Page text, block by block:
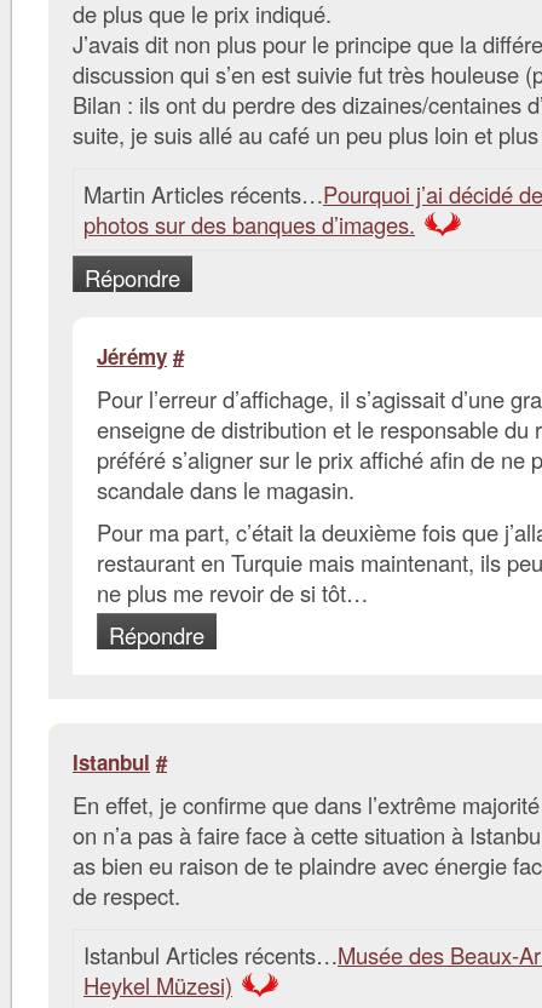
de plus que le prix indiqué.
J’avais dit non plus pour le principe que la
discussion qui s’en est suivie fut très houleuse
Bilan : ils ont du perdre des dizaines/centaines
suite, je suis allé au café un peu plus loin et
Martin Articles récents…Pourquoi j’ai décidé
photos sur des banques d’images.
Répondre
Jérémy #
Pour l’erreur d’affichage, il s’agissait d’une
enseigne de distribution et le responsable du
préféré s’aligner sur le prix affiché afin de ne
scandale dans le magasin.
Pour ma part, c’était la deuxième fois que
restaurant en Turquie mais maintenant, ils
ne plus me revoir de si tôt…
Répondre
Istanbul #
En effet, je confirme que dans l’extrême
on n’a pas à faire face à cette situation à
as bien eu raison de te plaindre avec énergie
de respect.
Istanbul Articles récents…Musée des Beaux-
Heykel Müzesi)